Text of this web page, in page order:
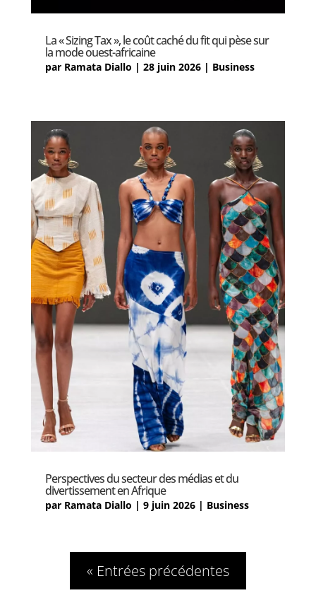
La « Sizing Tax », le coût caché du fit qui pèse sur
la mode ouest-africaine
par Ramata Diallo | 28 juin 2026| Business
Perspectives du secteur des médias et du
divertissement en Afrique
par Ramata Diallo | 9 juin 2026| Business
« Entrées précédentes